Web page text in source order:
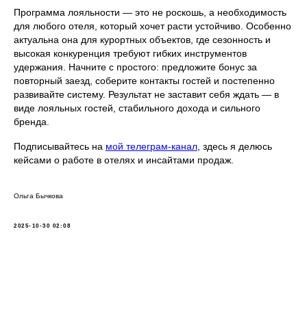
Программа лояльности — это не роскошь, а необходимость
для любого отеля, который хочет расти устойчиво. Особенно
актуальна она для курортных объектов, где сезонность и
высокая конкуренция требуют гибких инструментов
удержания. Начните с простого: предложите бонус за
повторный заезд, соберите контакты гостей и постепенно
развивайте систему. Результат не заставит себя ждать — в
виде лояльных гостей, стабильного дохода и сильного
бренда.
Подписывайтесь на мой телеграм-канал , здесь я делюсь
кейсами о работе в отелях и инсайтами продаж.
Ольга Бычкова
2025-10-30 02:08